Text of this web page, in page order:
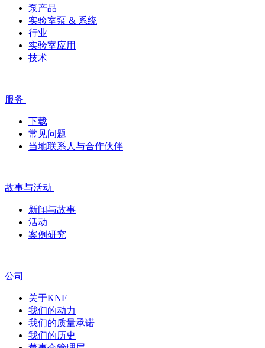
泵产品
实验室泵 & 系统
行业
实验室应用
技术
服务
下载
常见问题
当地联系人与合作伙伴
故事与活动
新闻与故事
活动
案例研究
公司
关于KNF
我们的动力
我们的质量承诺
我们的历史